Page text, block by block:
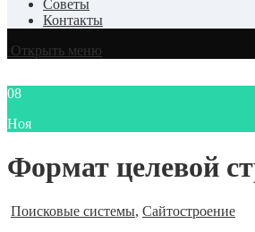
Советы
Контакты
Открыть меню
08
Ноя
Формат целевой
Поисковые системы, Сайтостроение